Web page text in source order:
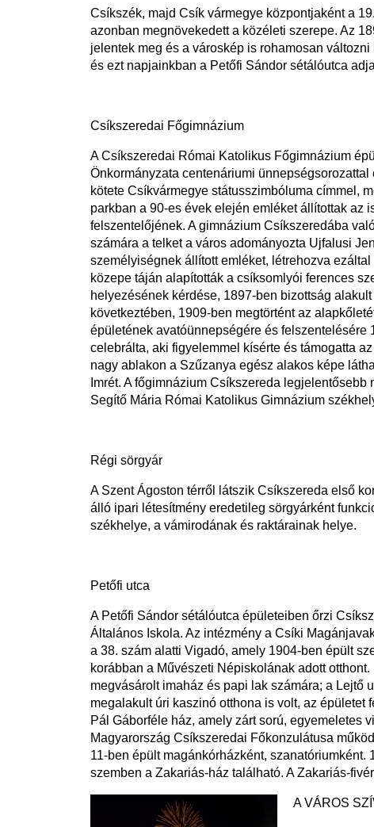
Csíkszék, majd Csík vármegye központjaként a
azonban megnövekedett a közéleti szerepe. Az
jelentek meg és a városkép is rohamosan
és ezt napjainkban a Petőfi Sándor sétálóutca
Csíkszeredai Főgimnázium
A Csíkszeredai Római Katolikus Főgimnázium
Önkormányzata centenáriumi
kötete Csíkvármegye státusszimbóluma címmel,
parkban a 90-es évek elején emléket állítottak az
felszentelőjének. A gimnázium Csíkszeredába
számára a telket a város adományozta Ujfalusi
személyiségnek állított emléket, létrehozva
közepe táján alapították a csíksomlyói ferences
helyezésének kérdése, 1897-ben bizottság
következtében, 1909-ben megtörtént az
épületének avatóünnepségére és felszentelésére
celebrálta, aki figyelemmel kísérte és támogatta
nagy ablakon a Szűzanya egész alakos képe
Imrét. A főgimnázium Csíkszereda
Segítő Mária Római Katolikus Gimnázium
Régi sörgyár
A Szent Ágoston térről látszik Csíkszereda első
álló ipari létesítmény eredetileg sörgyárként
székhelye, a vámirodának és raktárainak helye.
Petőfi utca
A Petőfi Sándor sétálóutca épületeiben őrzi
Általános Iskola. Az intézmény a Csíki
a 38. szám alatti Vigadó, amely 1904-ben épült
korábban a Művészeti Népiskolának adott
megvásárolt imaház és papi lak számára; a Lejtő
megalakult úri kaszinó otthona is volt, az épületet
Pál Gáborféle ház, amely zárt sorú, egyemeletes
Magyarország Csíkszeredai Főkonzulátusa
11-ben épült magánkórházként,
szemben a Zakariás-ház található. A Zakariás-
A VÁROS